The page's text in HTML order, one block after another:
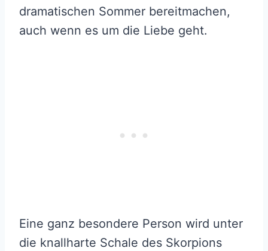
dramatischen Sommer bereitmachen,
auch wenn es um die Liebe geht.
Eine ganz besondere Person wird unter
die knallharte Schale des Skorpions